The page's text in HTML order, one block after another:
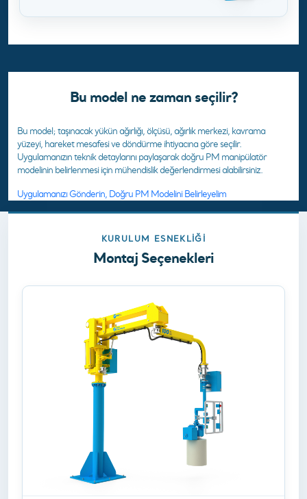
Bu model ne zaman seçilir?
Bu model; taşınacak yükün ağırlığı, ölçüsü, ağırlık merkezi, kavrama
yüzeyi, hareket mesafesi ve döndürme ihtiyacına göre seçilir.
Uygulamanızın teknik detaylarını paylaşarak doğru PM manipülatör
modelinin belirlenmesi için mühendislik değerlendirmesi alabilirsiniz.
Uygulamanızı Gönderin, Doğru PM Modelini Belirleyelim
KURULUM ESNEKLIĞI
Montaj Seçenekleri